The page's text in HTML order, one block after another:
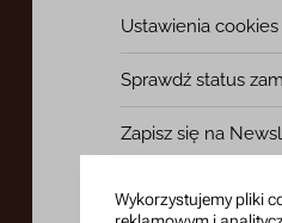
Ustawienia cookies
Sprawdź status
Zapisz się na
Nasze atuty
Wykorzystujemy pliki